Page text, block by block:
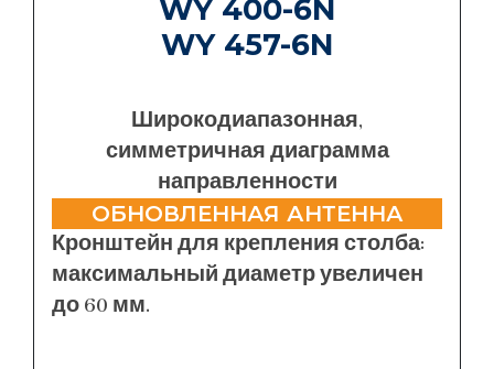
WY 400-6N
WY 457-6N
Широкодиапазонная,
симметричная диаграмма
направленности
ОБНОВЛЕННАЯ АНТЕННА
Кронштейн для крепления столба:
максимальный диаметр увеличен
до 60 мм.